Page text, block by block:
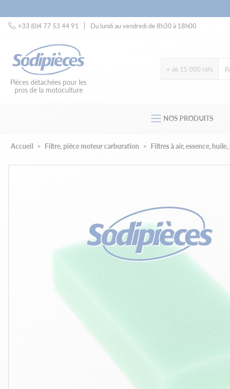
+33 (0)4 77 53 44 91
Du lundi au vendredi de 8h30 à 18h00
Pièces détachées pour les
pros de la motoculture
+ de 15 000 réfs
NOS PRODUITS
Accueil Filtre, pièce moteur carburation Filtres à air, essence,